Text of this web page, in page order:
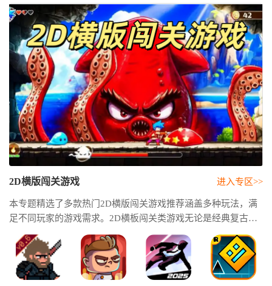
2D横版闯关游戏
本专题精选了多款热门2D横版闯关游戏推荐涵盖多种玩法，满
足不同玩家的游戏需求。2D横板闯关类游戏无论是经典复古作
品，还是创新玩法的新作，都能带来流畅快的闯关体验。2D横
板闯关单机游戏无需联网即可畅玩，随时随地享受紧张刺激的
关卡挑战，体验闯关带来的成就感。
进入专区>>